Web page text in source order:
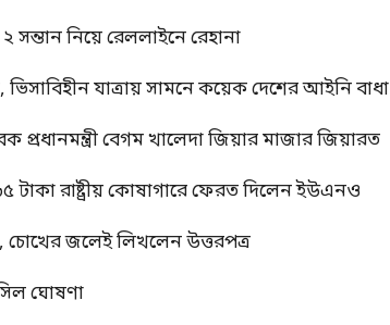
নিয়ে রেললাইনে রেহানা
যাত্রায় সামনে কয়েক দেশের আইনি বাধা
প্রধানমন্ত্রী বেগম খালেদা জিয়ার মাজার জিয়ারত
রাষ্ট্রীয় কোষাগারে ফেরত দিলেন ইউএনও
চোখের জলেই লিখলেন উত্তরপত্র
ঘোষণা